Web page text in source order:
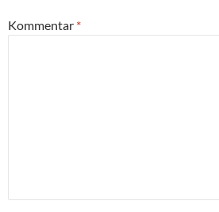
Kommentar *